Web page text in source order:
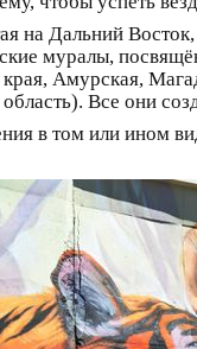
на Дальний
муралы,
Амурская,
Все они
в том или ином